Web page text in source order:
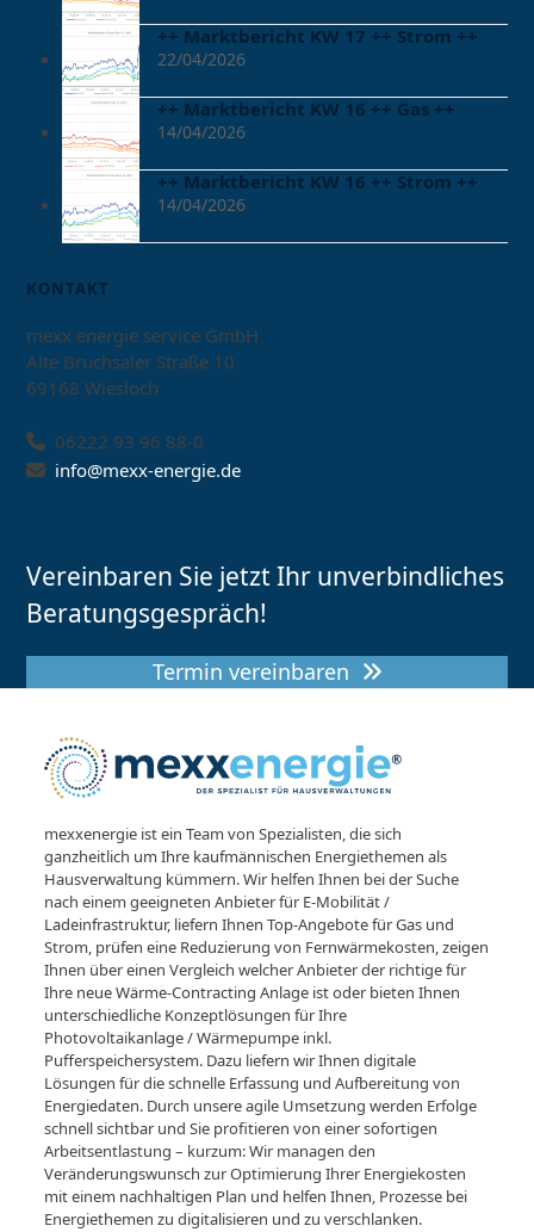
++ Marktbericht KW 17 ++ Strom ++
22/04/2026
++ Marktbericht KW 16 ++ Gas ++
14/04/2026
++ Marktbericht KW 16 ++ Strom ++
14/04/2026
KONTAKT
mexx energie service GmbH
Alte Bruchsaler Straße 10
69168 Wiesloch
06222 93 96 88-0
info@mexx-energie.de
Vereinbaren Sie jetzt Ihr unverbindliches
Beratungsgespräch!
Termin vereinbaren
mexxenergie ist ein Team von Spezialisten, die sich
ganzheitlich um Ihre kaufmännischen Energiethemen als
Hausverwaltung kümmern. Wir helfen Ihnen bei der Suche
nach einem geeigneten Anbieter für E-Mobilität /
Ladeinfrastruktur, liefern Ihnen Top-Angebote für Gas und
Strom, prüfen eine Reduzierung von Fernwärmekosten, zeigen
Ihnen über einen Vergleich welcher Anbieter der richtige für
Ihre neue Wärme-Contracting Anlage ist oder bieten Ihnen
unterschiedliche Konzeptlösungen für Ihre
Photovoltaikanlage / Wärmepumpe inkl.
Pufferspeichersystem. Dazu liefern wir Ihnen digitale
Lösungen für die schnelle Erfassung und Aufbereitung von
Energiedaten. Durch unsere agile Umsetzung werden Erfolge
schnell sichtbar und Sie profitieren von einer sofortigen
Arbeitsentlastung – kurzum: Wir managen den
Veränderungswunsch zur Optimierung Ihrer Energiekosten
mit einem nachhaltigen Plan und helfen Ihnen, Prozesse bei
Energiethemen zu digitalisieren und zu verschlanken.